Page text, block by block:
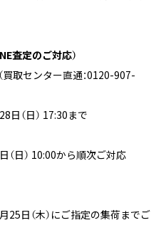
査定のご対応）
取センター直通：0120-907-
日（日） 17:30まで
（日） 10:00から順次ご対応
25日（木）にご指定の集荷までご